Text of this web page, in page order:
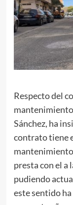
Respecto del
Sánchez, ha
contrato tiene
mantenimiento
presta con el a
pudiendo
este sentido